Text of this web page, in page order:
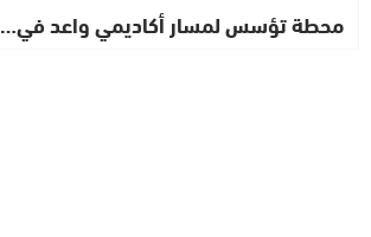
محطة تؤسس لمسار أكاديمي واعد في…